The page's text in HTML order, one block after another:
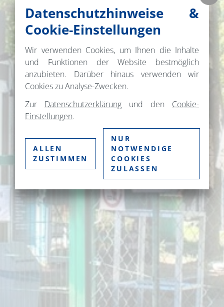
Datenschutzhinweise &
Cookie-Einstellungen
Wir verwenden Cookies, um Ihnen die Inhalte
und Funktionen der Website bestmöglich
anzubieten. Darüber hinaus verwenden wir
Cookies zu Analyse-Zwecken.
Zur Datenschutzerklärung und den Cookie-
Einstellungen.
ALLEN
ZUSTIMMEN
NUR
NOTWENDIGE
COOKIES
ZULASSEN